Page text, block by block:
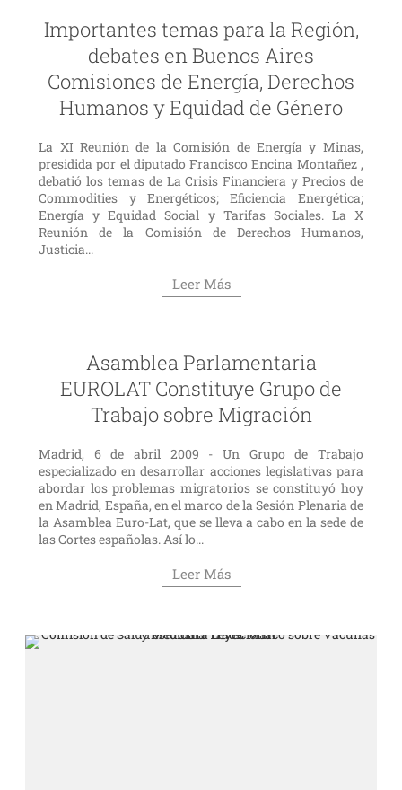
Importantes temas para la Región,
debates en Buenos Aires
Comisiones de Energía, Derechos
Humanos y Equidad de Género
La XI Reunión de la Comisión de Energía y Minas,
presidida por el diputado Francisco Encina Montañez ,
debatió los temas de La Crisis Financiera y Precios de
Commodities y Energéticos; Eficiencia Energética;
Energía y Equidad Social y Tarifas Sociales. La X
Reunión de la Comisión de Derechos Humanos,
Justicia...
Leer Más
Asamblea Parlamentaria
EUROLAT Constituye Grupo de
Trabajo sobre Migración
Madrid, 6 de abril 2009 - Un Grupo de Trabajo
especializado en desarrollar acciones legislativas para
abordar los problemas migratorios se constituyó hoy
en Madrid, España, en el marco de la Sesión Plenaria de
la Asamblea Euro-Lat, que se lleva a cabo en la sede de
las Cortes españolas. Así lo...
Leer Más